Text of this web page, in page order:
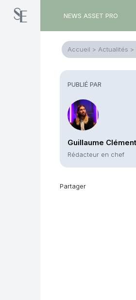
NEWS ASSET PRO
Accueil > Actualités >
PUBLIÉ PAR
Guillaume Clément
Rédacteur en chef
Partager